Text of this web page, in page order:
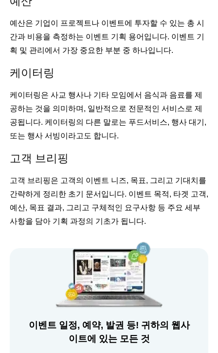
예산은 기업이 프로젝트나 이벤트에 투자할 수 있는 총 시
간과 비용을 측정하는 이벤트 기획 용어입니다. 이벤트 기
획 및 관리에서 가장 중요한 부분 중 하나입니다.
케이터링
케이터링은 사교 행사나 기타 모임에서 음식과 음료를 제
공하는 것을 의미하며, 일반적으로 전문적인 서비스로 제
공됩니다. 케이터링의 다른 말로는 푸드서비스, 행사 대기,
또는 행사 서빙이라고도 합니다.
고객 브리핑
고객 브리핑은 고객의 이벤트 니즈, 목표, 그리고 기대치를
간략하게 정리한 초기 문서입니다. 이벤트 목적, 타겟 고객,
예산, 목표 결과, 그리고 구체적인 요구사항 등 주요 세부
사항을 담아 기획 과정의 기초가 됩니다.
이벤트 일정, 예약, 발권 등! 귀하의 웹사
이트에 있는 모든 것